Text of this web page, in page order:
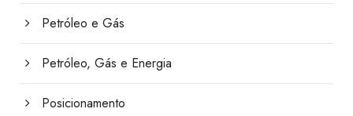
Petróleo e Gás
Petróleo, Gás e Energia
Posicionamento